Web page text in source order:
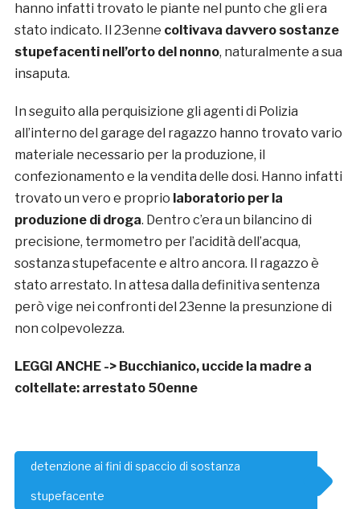
hanno infatti trovato le piante nel punto che gli era
stato indicato. Il 23enne coltivava davvero sostanze
stupefacenti nell’orto del nonno, naturalmente a sua
insaputa.
In seguito alla perquisizione gli agenti di Polizia
all’interno del garage del ragazzo hanno trovato vario
materiale necessario per la produzione, il
confezionamento e la vendita delle dosi. Hanno infatti
trovato un vero e proprio laboratorio per la
produzione di droga. Dentro c’era un bilancino di
precisione, termometro per l’acidità dell’acqua,
sostanza stupefacente e altro ancora. Il ragazzo è
stato arrestato. In attesa dalla definitiva sentenza
però vige nei confronti del 23enne la presunzione di
non colpevolezza.
LEGGI ANCHE -> Bucchianico, uccide la madre a
coltellate: arrestato 50enne
detenzione ai fini di spaccio di sostanza
stupefacente